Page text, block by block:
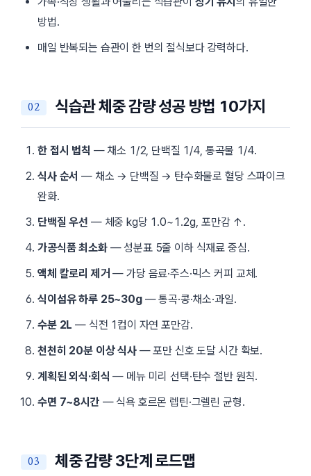
방법.
매일 반복되는 습관이 한 번의 절식보다 강력하다.
식습관 체중 감량 성공 방법 10가지
한 접시 법칙 — 채소 1/2, 단백질 1/4, 통곡물 1/4.
식사 순서 — 채소 → 단백질 → 탄수화물로 혈당 스파이크
완화.
단백질 우선 — 체중 kg당 1.0~1.2g, 포만감 ↑.
가공식품 최소화— 성분표 5줄 이하 식재료 중심.
액체 칼로리 제거 — 가당 음료·주스·믹스 커피 교체.
식이섬유 하루 25~30g— 통곡·콩·채소·과일.
수분 2L — 식전 1컵이 자연 포만감.
천천히 20분 이상 식사— 포만 신호 도달 시간 확보.
계획된 외식·회식 — 메뉴 미리 선택·탄수 절반 원칙.
수면 7~8시간 — 식욕 호르몬 렙틴·그렐린 균형.
체중 감량 3단계 로드맵